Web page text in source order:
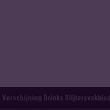
Verschijning Drinks Slijtersvakblad